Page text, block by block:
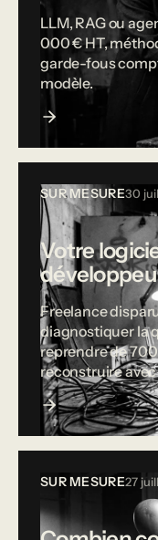
LLM, RAG ou
000 € HT,
garde-fous
modèle.
SUR MESURE30
Votre
Freelance
diagnostiquer la
reprendre de 700
reconstruire
SUR MESURE27